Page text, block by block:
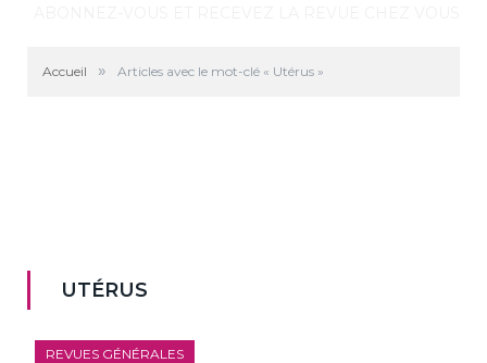
Accueil » Articles avec le mot-clé « Utérus »
UTÉRUS
REVUES GÉNÉRALES